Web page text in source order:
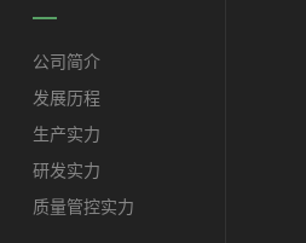
公司简介
发展历程
生产实力
研发实力
质量管控实力